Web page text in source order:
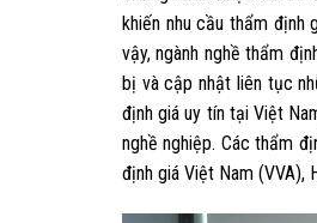
khiến nhu cầu thẩm định
vậy, ngành nghề thẩm
bị và cập nhật liên tục
định giá uy tín tại Việt
nghề nghiệp. Các thẩm
định giá Việt Nam (VVA),